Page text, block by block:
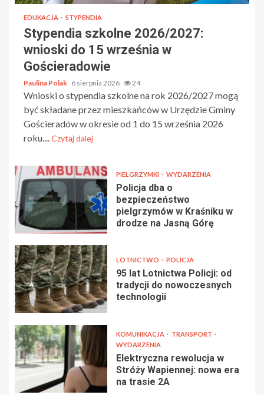
EDUKACJA STYPENDIA
Stypendia szkolne 2026/2027:
wnioski do 15 września w
Gościeradowie
Paulina Polak 6 sierpnia 2026 24
Wnioski o stypendia szkolne na rok 2026/2027 mogą
być składane przez mieszkańców w Urzędzie Gminy
Gościeradów w okresie od 1 do 15 września 2026
roku.... Czytaj dalej
PIELGRZYMKI WYDARZENIA
Policja dba o
bezpieczeństwo
pielgrzymów w Kraśniku w
drodze na Jasną Górę
LOTNICTWO POLICJA
95 lat Lotnictwa Policji: od
tradycji do nowoczesnych
technologii
KOMUNIKACJA
TRANSPORT
WYDARZENIA
Elektryczna rewolucja w
Stróży Wapiennej: nowa era
na trasie 2A